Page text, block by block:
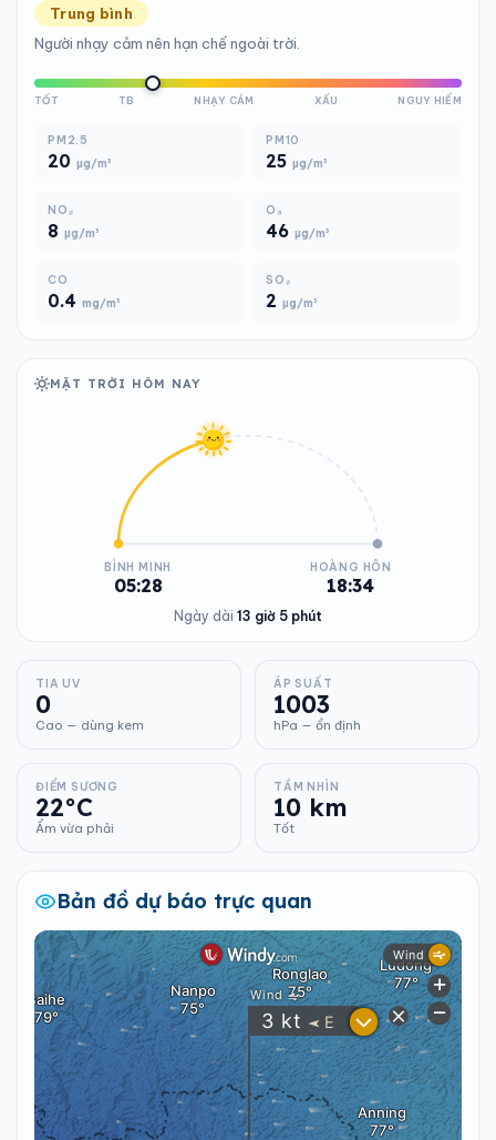
Trung bình
Người nhạy cảm nên hạn chế ngoài trời.
TỐT TB NHẠY CẢM XẤU NGUY HIỂM
PM2.5
20 µg/m³
PM10
25 µg/m³
NO₂
8 µg/m³
O₃
46 µg/m³
CO
0.4 mg/m³
SO₂
2 µg/m³
MẶT TRỜI HÔM NAY
BÌNH MINH
05:28
HOÀNG HÔN
18:34
Ngày dài 13 giờ 5 phút
TIA UV
0
Cao — dùng kem
ÁP SUẤT
1003
hPa — ổn định
ĐIỂM SƯƠNG
22°C
Ẩm vừa phải
TẦM NHÌN
10 km
Tốt
Bản đồ dự báo trực quan